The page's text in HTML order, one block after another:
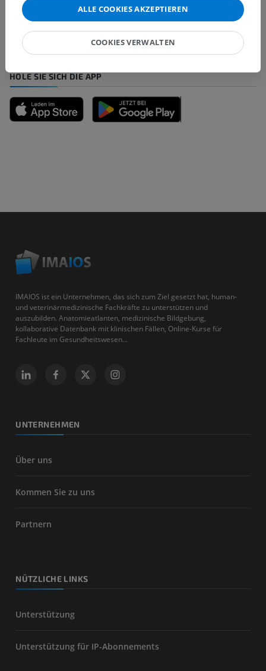
inhaltliche Verbesserung vorschlagen.
Ein Problem melden
HOLE SIE SICH DIE APP
IMAIOS ist ein Unternehmen, das sich zum Ziel gesetzt hat, human-
und veterinärmedizinische Fachkräfte zu unterstützen und
auszubilden. Anatomieatlanten, medizinische Bildgebung,
kollaborative Datenbank mit klinischen Fällen, Online-Kurse für
Fachleute im Gesundheitswesen...
UNTERNEHMEN
Über uns
Kommen Sie zu uns
Partnern
NÜTZLICHE LINKS
Unterstützung
Unterstützung für IP-Abonnements
ALLE COOKIES AKZEPTIEREN
COOKIES VERWALTEN